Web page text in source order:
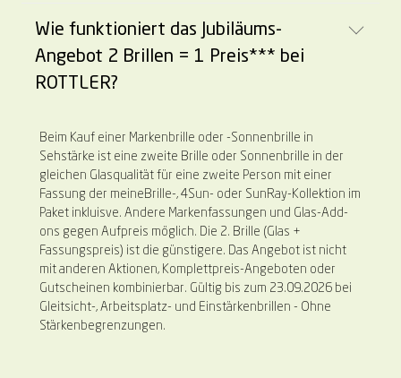
Wie funktioniert das Jubiläums-
Angebot 2 Brillen = 1 Preis*** bei
ROTTLER?
Beim Kauf einer Markenbrille oder -Sonnenbrille in
Sehstärke ist eine zweite Brille oder Sonnenbrille in der
gleichen Glasqualität für eine zweite Person mit einer
Fassung der meineBrille-, 4Sun- oder SunRay-Kollektion im
Paket inkluisve. Andere Markenfassungen und Glas-Add-
ons gegen Aufpreis möglich. Die 2. Brille (Glas +
Fassungspreis) ist die günstigere. Das Angebot ist nicht
mit anderen Aktionen, Komplettpreis-Angeboten oder
Gutscheinen kombinierbar. Gültig bis zum 23.09.2026 bei
Gleitsicht-, Arbeitsplatz- und Einstärkenbrillen - Ohne
Stärkenbegrenzungen.